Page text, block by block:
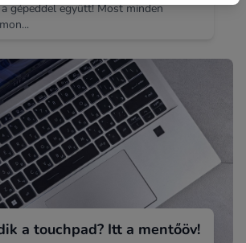
gépeddel együtt! Most minden
a touchpad? Itt a mentőöv!